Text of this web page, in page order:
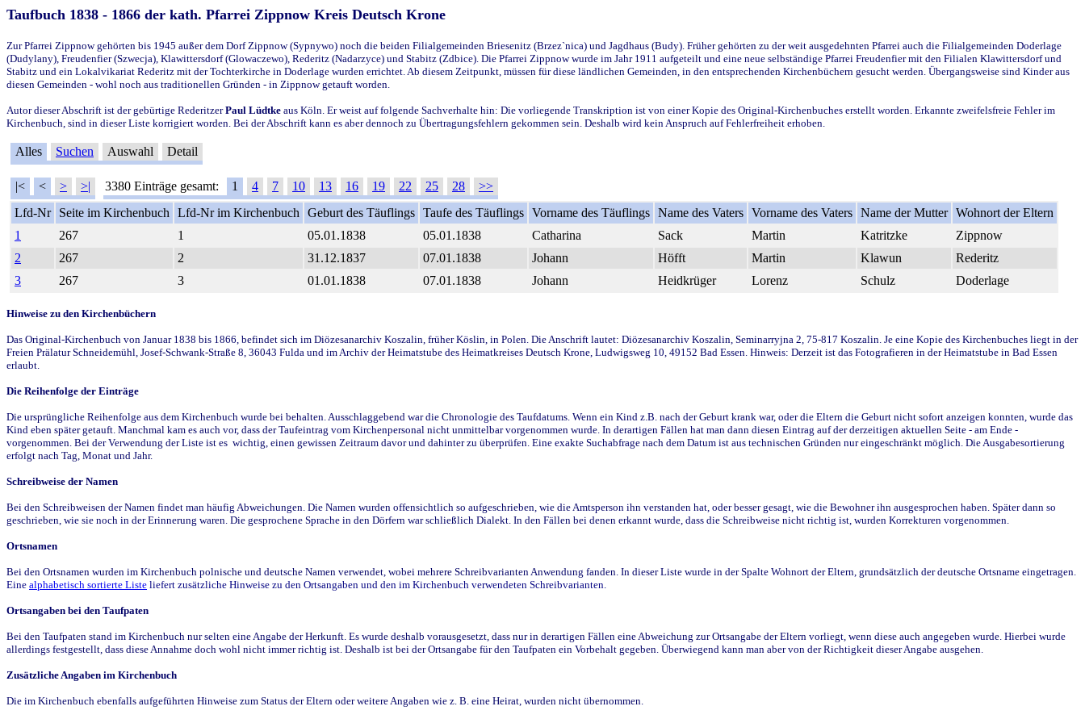
Taufbuch 1838 - 1866 der kath. Pfarrei Zippnow Kreis Deutsch Krone
Zur Pfarrei Zippnow gehörten bis 1945 außer dem Dorf Zippnow (Sypnywo) noch die beiden Filialgemeinden Briesenitz (Brzez`nica) und Jagdhaus (Budy). Früher gehörten zu der weit ausgedehnten Pfarrei auch die Filialgemeinden Doderlage
(Dudylany), Freudenfier (Szwecja), Klawittersdorf (Glowaczewo), Rederitz (Nadarzyce) und Stabitz (Zdbice). Die Pfarrei Zippnow wurde im Jahr 1911 aufgeteilt und eine neue selbständige Pfarrei Freudenfier mit den Filialen Klawittersdorf und
Stabitz und ein Lokalvikariat Rederitz mit der Tochterkirche in Doderlage wurden errichtet. Ab diesem Zeitpunkt, müssen für diese ländlichen Gemeinden, in den entsprechenden Kirchenbüchern gesucht werden. Übergangsweise sind Kinder aus
diesen Gemeinden - wohl noch aus traditionellen Gründen - in Zippnow getauft worden.
Autor dieser Abschrift ist der gebürtige RederitzerPaul Lüdtke aus Köln. Er weist auf folgende Sachverhalte hin: Die vorliegende Transkription ist von einer Kopie des Original-Kirchenbuches erstellt worden. Erkannte zweifelsfreie Fehler im
Kirchenbuch, sind in dieser Liste korrigiert worden. Bei der Abschrift kann es aber dennoch zu Übertragungsfehlern gekommen sein. Deshalb wird kein Anspruch auf Fehlerfreiheit erhoben.
Alles Suchen Auswahl Detail
|< < > >| 3380 Einträge gesamt: 1 4 7 10 13 16 19 22 25 28
>>
Lfd-Nr
Seite im Kirchenbuch Lfd-Nr im Kirchenbuch Geburt des Täuflings Taufe des Täuflings Vorname des Täuflings Name des Vaters Vorname des Vaters Name der Mutter Wohnort der Eltern
1
267 1 05.01.1838 05.01.1838 Catharina Sack Martin Katritzke
Zippnow
2
267 2 31.12.1837 07.01.1838 Johann Höfft Martin Klawun
Rederitz
3
267 3 01.01.1838 07.01.1838 Johann Heidkrüger Lorenz Schulz Doderlage
Hinweise zu den Kirchenbüchern
Das Original-Kirchenbuch von Januar 1838 bis 1866, befindet sich im Diözesanarchiv Koszalin, früher Köslin, in Polen. Die Anschrift lautet: Diözesanarchiv Koszalin, Seminarryjna 2, 75-817 Koszalin. Je eine Kopie des Kirchenbuches liegt in der
Freien Prälatur Schneidemühl, Josef-Schwank-Straße 8, 36043 Fulda und im Archiv der Heimatstube des Heimatkreises Deutsch Krone, Ludwigsweg 10, 49152 Bad Essen. Hinweis: Derzeit ist das Fotografieren in der Heimatstube in Bad Essen
erlaubt.
Die Reihenfolge der Einträge
Die ursprüngliche Reihenfolge aus dem Kirchenbuch wurde bei behalten. Ausschlaggebend war die Chronologie des Taufdatums. Wenn ein Kind z.B. nach der Geburt krank war, oder die Eltern die Geburt nicht sofort anzeigen konnten, wurde das
Kind eben später getauft. Manchmal kam es auch vor, dass der Taufeintrag vom Kirchenpersonal nicht unmittelbar vorgenommen wurde. In derartigen Fällen hat man dann diesen Eintrag auf der derzeitigen aktuellen Seite - am Ende -
vorgenommen. Bei der Verwendung der Liste ist es wichtig, einen gewissen Zeitraum davor und dahinter zu überprüfen. Eine exakte Suchabfrage nach dem Datum ist aus technischen Gründen nur eingeschränkt möglich. Die Ausgabesortierung
erfolgt nach Tag, Monat und Jahr.
Schreibweise der Namen
Bei den Schreibweisen der Namen findet man häufig Abweichungen. Die Namen wurden offensichtlich so aufgeschrieben, wie die Amtsperson ihn verstanden hat, oder besser gesagt, wie die Bewohner ihn ausgesprochen haben. Später dann so
geschrieben, wie sie noch in der Erinnerung waren. Die gesprochene Sprache in den Dörfern war schließlich Dialekt. In den Fällen bei denen erkannt wurde, dass die Schreibweise nicht richtig ist, wurden Korrekturen vorgenommen.
Ortsnamen
Bei den Ortsnamen wurden im Kirchenbuch polnische und deutsche Namen verwendet, wobei mehrere Schreibvarianten Anwendung fanden. In dieser Liste wurde in der Spalte Wohnort der Eltern, grundsätzlich der deutsche Ortsname eingetragen.
Eine alphabetisch sortierte Liste liefert zusätzliche Hinweise zu den Ortsangaben und den im Kirchenbuch verwendeten Schreibvarianten.
Ortsangaben bei den Taufpaten
Bei den Taufpaten stand im Kirchenbuch nur selten eine Angabe der Herkunft. Es wurde deshalb vorausgesetzt, dass nur in derartigen Fällen eine Abweichung zur Ortsangabe der Eltern vorliegt, wenn diese auch angegeben wurde. Hierbei wurde
allerdings festgestellt, dass diese Annahme doch wohl nicht immer richtig ist. Deshalb ist bei der Ortsangabe für den Taufpaten ein Vorbehalt gegeben. Überwiegend kann man aber von der Richtigkeit dieser Angabe ausgehen.
Zusätzliche Angaben im Kirchenbuch
Die im Kirchenbuch ebenfalls aufgeführten Hinweise zum Status der Eltern oder weitere Angaben wie z. B. eine Heirat, wurden nicht übernommen.